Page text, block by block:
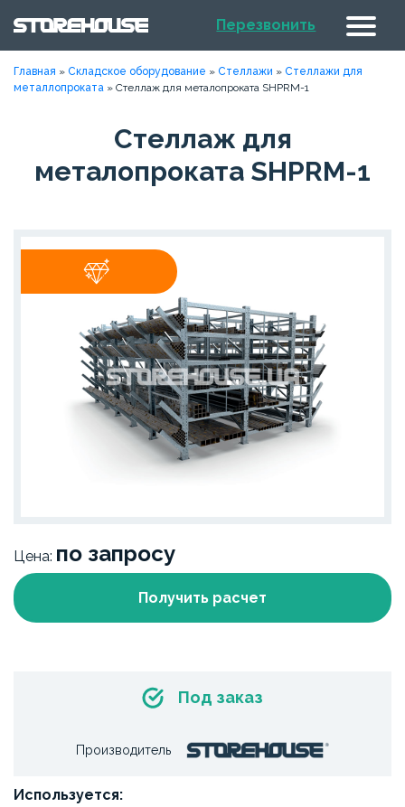
Перезвонить
Главная » Складское оборудование » Стеллажи » Стеллажи для
металлопроката » Стеллаж для металопроката SHPRM-1
Стеллаж для
металопроката SHPRM-1
Цена: по запросу
Получить расчет
Под заказ
Производитель
Используется: